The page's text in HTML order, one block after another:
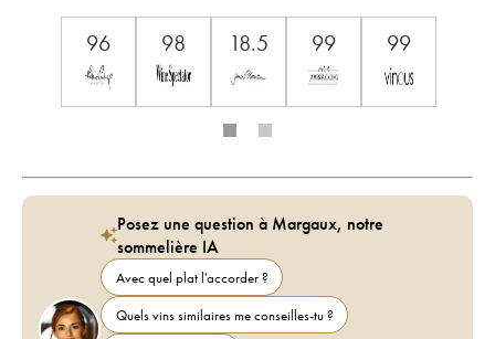
96 98 18.5 99 99
Posez une question à Margaux, notre
sommelière IA
Avec quel plat l'accorder ?
Quels vins similaires me conseilles-tu ?